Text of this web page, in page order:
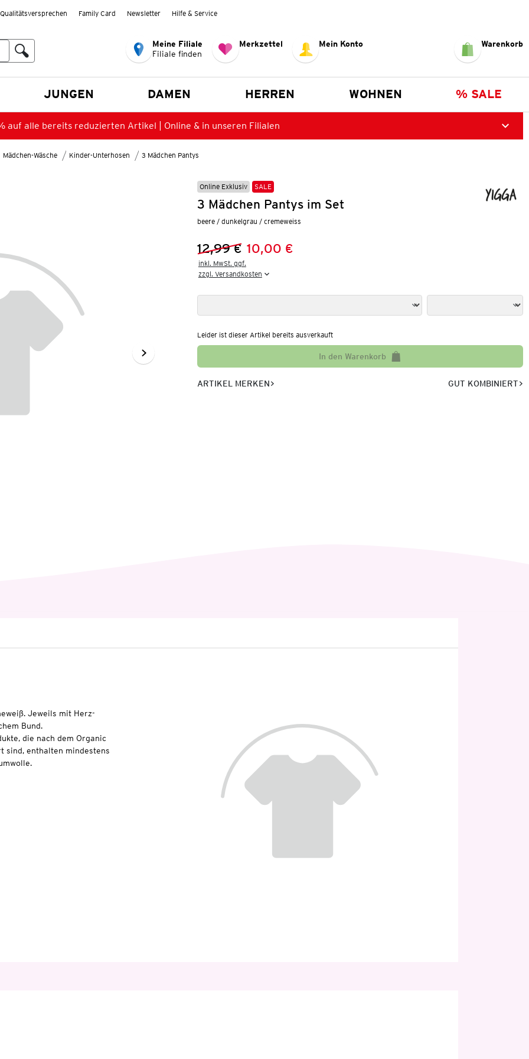
Qualitätsversprechen Family Card Newsletter Hilfe & Service
Meine Filiale
Filiale finden
Merkzettel Mein Konto Warenkorb
JUNGEN DAMEN HERREN WOHNEN % SALE
auf alle bereits reduzierten Artikel | Online & in unseren Filialen
Mädchen-Wäsche Kinder-Unterhosen 3 Mädchen Pantys
Online Exklusiv SALE
3 Mädchen Pantys im Set
beere / dunkelgrau / cremeweiss
Vorheriger Preis:
12,99 €
Neuer Preis:10,00 €
inkl. MwSt. ggf.
zzgl. Versandkosten
Leider ist dieser Artikel bereits ausverkauft
In den Warenkorb
ARTIKEL MERKEN GUT KOMBINIERT
Jeweils mit Herz-
Bund.
die nach dem Organic
sind, enthalten mindestens